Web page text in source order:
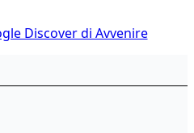
Discover di Avvenire